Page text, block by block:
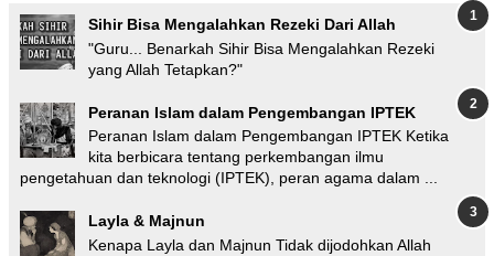
Sihir Bisa Mengalahkan Rezeki Dari Allah
"Guru... Benarkah Sihir Bisa Mengalahkan Rezeki
yang Allah Tetapkan?"
Peranan Islam dalam Pengembangan IPTEK
Peranan Islam dalam Pengembangan IPTEK Ketika
kita berbicara tentang perkembangan ilmu
pengetahuan dan teknologi (IPTEK), peran agama dalam ...
Layla & Majnun
Kenapa Layla dan Majnun Tidak dijodohkan Allah